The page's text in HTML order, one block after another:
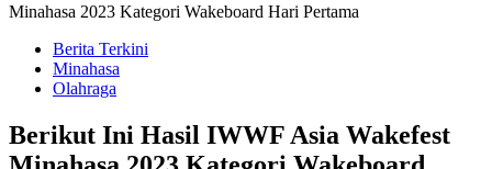
Minahasa 2023 Kategori Wakeboard Hari Pertama
Berita Terkini
Minahasa
Olahraga
Berikut Ini Hasil IWWF Asia Wakefest